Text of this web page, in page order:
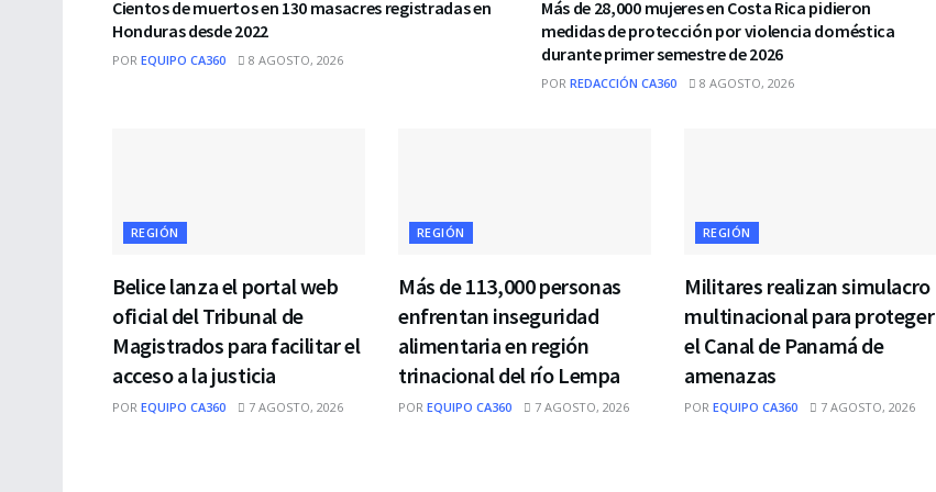
Cientos de muertos en 130 masacres registradas en
Honduras desde 2022
POR EQUIPO CA360 8 AGOSTO, 2026
Más de 28,000 mujeres en Costa Rica pidieron
medidas de protección por violencia doméstica
durante primer semestre de 2026
POR REDACCIÓN CA360 8 AGOSTO, 2026
REGIÓN
Belice lanza el portal web
oficial del Tribunal de
Magistrados para facilitar el
acceso a la justicia
POR EQUIPO CA360 7 AGOSTO, 2026
REGIÓN
Más de 113,000 personas
enfrentan inseguridad
alimentaria en región
trinacional del río Lempa
POR EQUIPO CA360 7 AGOSTO, 2026
REGIÓN
Militares realizan simulacro
multinacional para proteger
el Canal de Panamá de
amenazas
POR EQUIPO CA360 7 AGOSTO, 2026